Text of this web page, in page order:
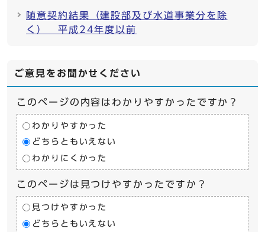
随意契約結果（建設部及び水道事業分を除
く） 平成24年度以前
ご意見をお聞かせください
このページの内容はわかりやすかったですか？
わかりやすかった
どちらともいえない
わかりにくかった
このページは見つけやすかったですか？
見つけやすかった
どちらともいえない